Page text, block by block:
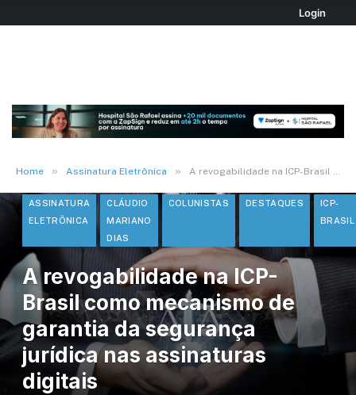
Login
Home » Assinatura Eletrônica » A revogabilidade na ICP-Brasil como mecanismo de garantia da segurança jurídica nas assinaturas digitais
ASSINATURA
ELETRÔNICA
CLÁUDIO
MARIANO
DIAS
COLUNISTAS DESTAQUES
ICP-
BRASIL
A revogabilidade na ICP-
Brasil como mecanismo de
garantia da segurança
jurídica nas assinaturas
digitais